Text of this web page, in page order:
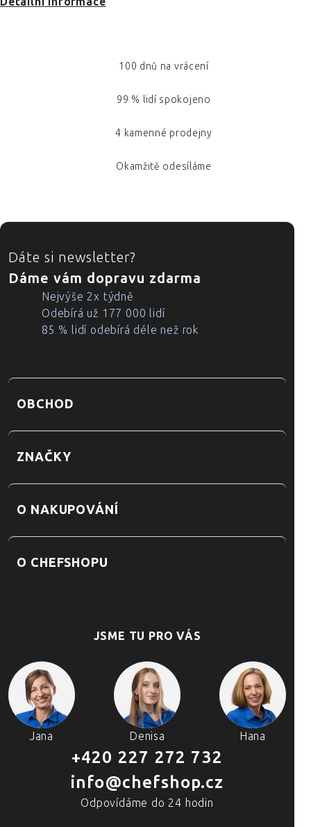
100 dnů na vrácení
99 % lidí spokojeno
4 kamenné prodejny
Okamžitě odesíláme
ZÁPATÍ
Dáte si newsletter?
Dáme vám dopravu zdarma
Nejvýše 2x týdně
Odebírá už 177 000 lidí
85 % lidí odebírá déle než rok
OBCHOD
ZNAČKY
O NAKUPOVÁNÍ
O CHEFSHOPU
JSME TU PRO VÁS
Jana Denisa Hana
+420 227 272 732
info@chefshop.cz
Odpovídáme do 24 hodin